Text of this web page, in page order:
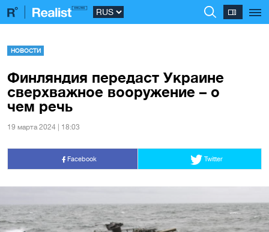
НОВОСТИ
Финляндия передаст Украине
сверхважное вооружение – о
чем речь
19 марта 2024 | 18:03
Facebook Twitter